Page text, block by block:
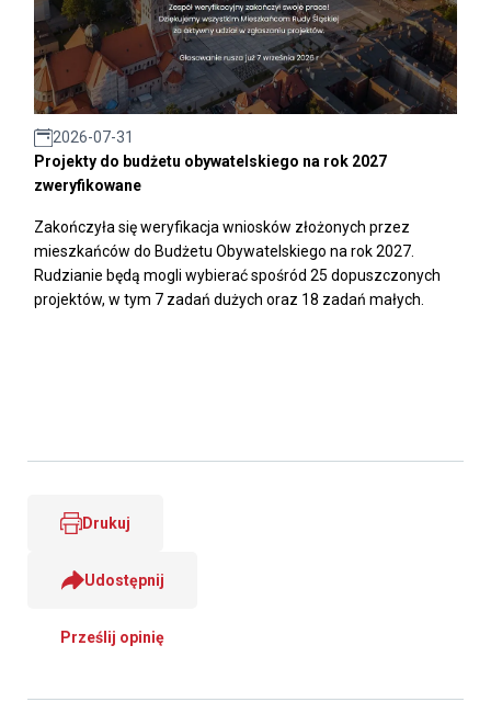
2026-07-31
Projekty do budżetu obywatelskiego na rok 2027
zweryfikowane
Zakończyła się weryfikacja wniosków złożonych przez
mieszkańców do Budżetu Obywatelskiego na rok 2027.
Rudzianie będą mogli wybierać spośród 25 dopuszczonych
projektów, w tym 7 zadań dużych oraz 18 zadań małych.
Drukuj
Udostępnij
Prześlij opinię